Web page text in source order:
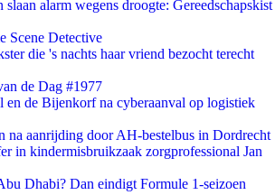
slaan alarm wegens droogte: Gereedschapskist
Scene Detective
die 's nachts haar vriend bezocht terecht
de Dag #1977
en de Bijenkorf na cyberaanval op logistiek
na aanrijding door AH-bestelbus in Dordrecht
in kindermisbruikzaak zorgprofessional Jan
Dhabi? Dan eindigt Formule 1-seizoen